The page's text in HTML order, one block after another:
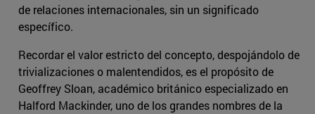
de relaciones internacionales, sin un significado
específico.
Recordar el valor estricto del concepto, despojándolo de
trivializaciones o malentendidos, es el propósito de
Geoffrey Sloan, académico británico especializado en
Halford Mackinder, uno de los grandes nombres de la